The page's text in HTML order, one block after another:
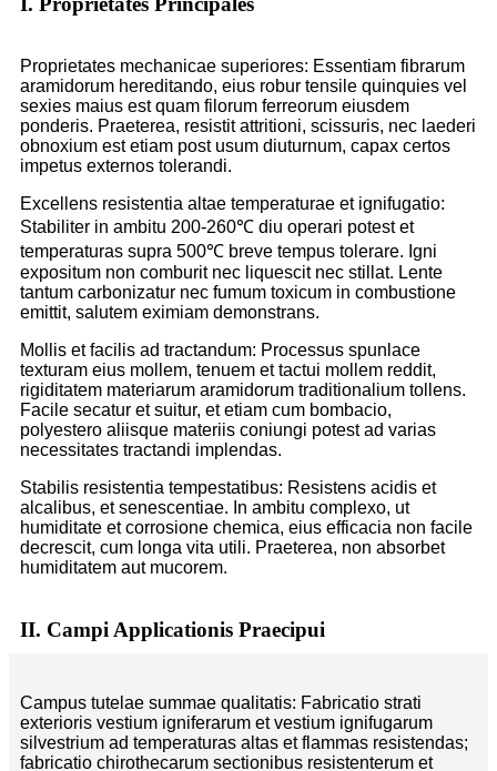
Proprietates mechanicae superiores: Essentiam fibrarum
aramidorum hereditando, eius robur tensile quinquies vel
sexies maius est quam filorum ferreorum eiusdem
ponderis. Praeterea, resistit attritioni, scissuris, nec laederi
obnoxium est etiam post usum diuturnum, capax certos
impetus externos tolerandi.
Excellens resistentia altae temperaturae et ignifugatio:
Stabiliter in ambitu 200-260℃ diu operari potest et
temperaturas supra 500℃ breve tempus tolerare. Igni
expositum non comburit nec liquescit nec stillat. Lente
tantum carbonizatur nec fumum toxicum in combustione
emittit, salutem eximiam demonstrans.
Mollis et facilis ad tractandum: Processus spunlace
texturam eius mollem, tenuem et tactui mollem reddit,
rigiditatem materiarum aramidorum traditionalium tollens.
Facile secatur et suitur, et etiam cum bombacio,
polyestero aliisque materiis coniungi potest ad varias
necessitates tractandi implendas.
Stabilis resistentia tempestatibus: Resistens acidis et
alcalibus, et senescentiae. In ambitu complexo, ut
humiditate et corrosione chemica, eius efficacia non facile
decrescit, cum longa vita utili. Praeterea, non absorbet
humiditatem aut mucorem.
II. Campi Applicationis Praecipui
Campus tutelae summae qualitatis: Fabricatio strati
exterioris vestium igniferarum et vestium ignifugarum
silvestrium ad temperaturas altas et flammas resistendas;
fabricatio chirothecarum sectionibus resistenterum et